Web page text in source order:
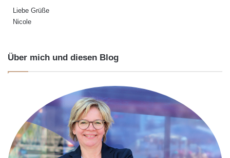
Liebe Grüße
Nicole
Über mich und diesen Blog